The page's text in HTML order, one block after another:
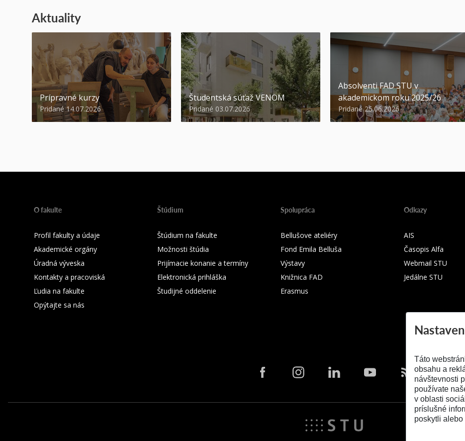
Aktuality
Prípravné kurzy
Pridané 14.07.2026
Študentská súťaž VENOM
Pridané 03.07.2026
Absolventi FAD STU v
akademickom roku 2025/26
Pridané 25.06.2026
O fakulte
Profil fakulty a údaje
Akademické orgány
Úradná výveska
Kontakty a pracoviská
Ľudia na fakulte
Opýtajte sa nás
Štúdium
Štúdium na fakulte
Možnosti štúdia
Prijímacie konanie a termíny
Elektronická prihláška
Študijné oddelenie
Spolupráca
Bellušove ateliéry
Fond Emila Belluša
Výstavy
Knižnica FAD
Erasmus
Odkazy
AIS
Časopis Alfa
Webmail STU
Jedálne STU
Táto
obsahu a
návštevnosti
používate
v oblasti
príslušné
poskytli